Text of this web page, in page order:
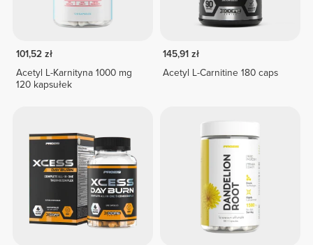
101,52 zł
Acetyl L-Karnityna 1000 mg
120 kapsułek
145,91 zł
Acetyl L-Carnitine 180 caps